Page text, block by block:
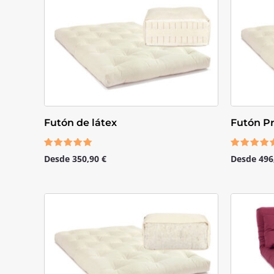
Futón de látex
Valorado
con
Desde 350,90 €
Futón
Valorado
con
Desde